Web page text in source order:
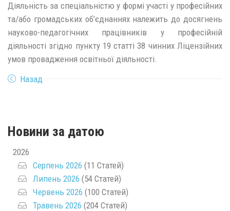
Діяльність за спеціальністю у формі участі у професійних
та/або громадських об’єднаннях належить до досягнень
науково-педагогічних працівників у професійній
діяльності згідно пункту 19 статті 38 чинних Ліцензійних
умов провадження освітньої діяльності.
Назад
Новини за датою
2026
Серпень 2026 (11 Статей)
Липень 2026 (54 Статей)
Червень 2026 (100 Статей)
Травень 2026 (204 Статей)